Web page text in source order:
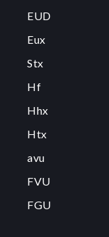
EUD
Eux
Stx
Hf
Hhx
Htx
avu
FVU
FGU